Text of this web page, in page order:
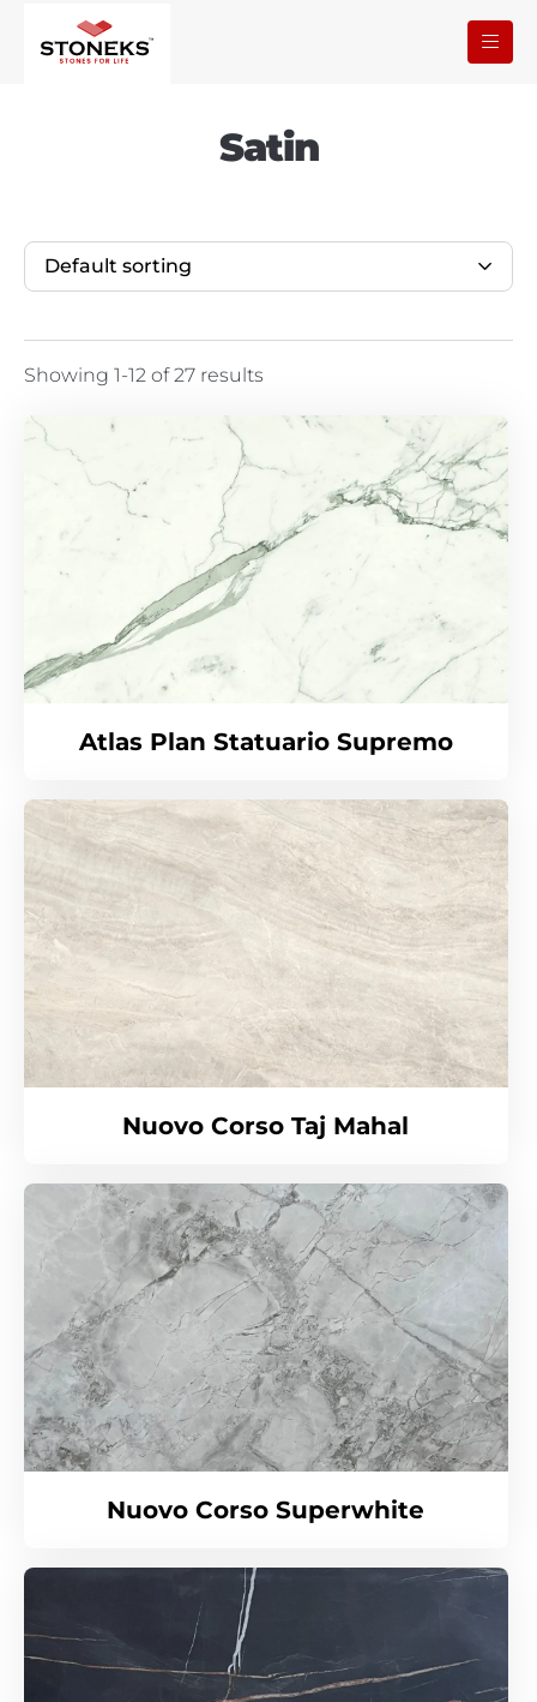
Satin
Default sorting
Showing 1-12 of 27 results
Atlas Plan Statuario Supremo
Nuovo Corso Taj Mahal
Nuovo Corso Superwhite